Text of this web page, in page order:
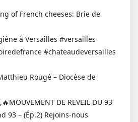
of French cheeses: Brie de
à Versailles #versailles
#chateaudeversailles
Rougé – Diocèse de
DE REVEIL DU 93
93 – (Ép.2) Rejoins-nous